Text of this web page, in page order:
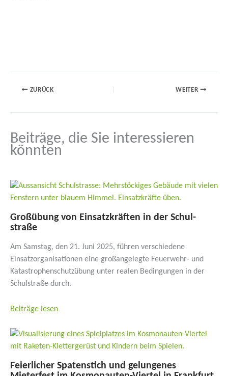
ZURÜCK WEITER
Beiträge, die Sie interessieren
könnten
Großübung von Einsatz­kräften in der Schul­
straße
Am Samstag, den 21. Juni 2025, führen verschiedene
Einsatzorganisationen eine großangelegte Feuerwehr- und
Katastrophenschutzübung unter realen Bedingungen in der
Schulstraße durch.
Beiträge lesen
Feier­licher Spaten­stich und gelun­genes